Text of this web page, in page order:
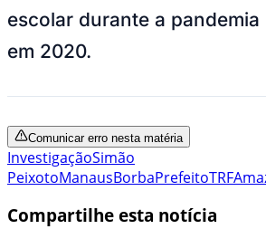
escolar durante a pandemia
em 2020.
Comunicar erro nesta matéria
InvestigaçãoSimão
PeixotoManausBorbaPrefeitoTRF
Compartilhe esta notícia